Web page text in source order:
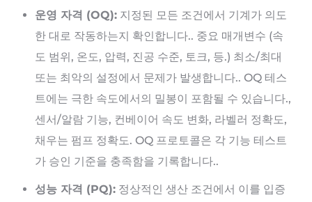
운영 자격 (OQ): 지정된 모든 조건에서 기계가 의도
한 대로 작동하는지 확인합니다.. 중요 매개변수 (속
도 범위, 온도, 압력, 진공 수준, 토크, 등.) 최소/최대
또는 최악의 설정에서 문제가 발생합니다.. OQ 테스
트에는 극한 속도에서의 밀봉이 포함될 수 있습니다.,
센서/알람 기능, 컨베이어 속도 변화, 라벨러 정확도,
채우는 펌프 정확도. OQ 프로토콜은 각 기능 테스트
가 승인 기준을 충족함을 기록합니다..
성능 자격 (PQ): 정상적인 생산 조건에서 이를 입증